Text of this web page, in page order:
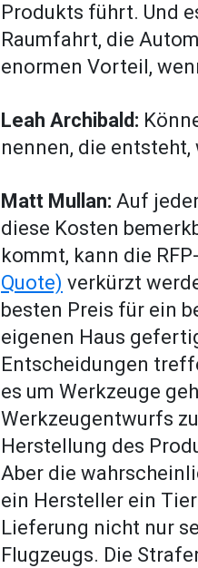
Produkts führt. Und
Raumfahrt, die
enormen Vorteil,
Leah Archibald:
nennen, die
Matt Mullan: Auf
diese Kosten
kommt, kann die
Quote) verkürzt
besten Preis für ein
eigenen Haus
Entscheidungen
es um Werkzeuge
Werkzeugentwurfs
Herstellung des
Aber die
ein Hersteller ein
Lieferung nicht nur
Flugzeugs. Die